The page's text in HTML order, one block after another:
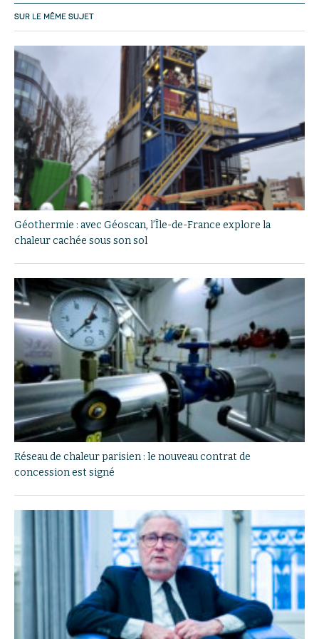
SUR LE MÊME SUJET
Géothermie : avec Géoscan, l’Île-de-France explore la
chaleur cachée sous son sol
Réseau de chaleur parisien : le nouveau contrat de
concession est signé